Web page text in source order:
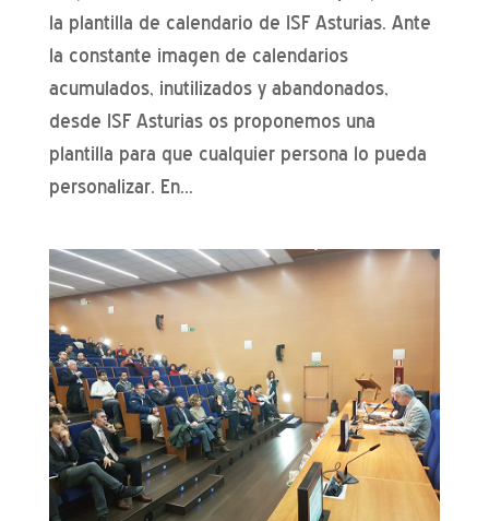
la plantilla de calendario de ISF Asturias. Ante
la constante imagen de calendarios
acumulados, inutilizados y abandonados,
desde ISF Asturias os proponemos una
plantilla para que cualquier persona lo pueda
personalizar. En...